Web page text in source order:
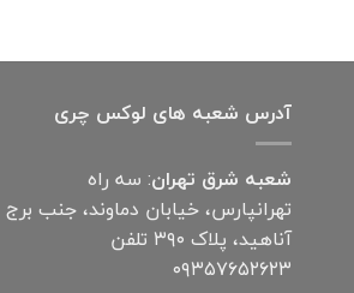
4,900,000 تومان
آدرس شعبه های لوکس چری
شعبه شرق تهران: سه راه
تهرانپارس، خیابان دماوند، جنب برج
آناهید، پلاک ۳۹۰ تلفن
۰۹۳۵۷۶۵۲۶۲۳